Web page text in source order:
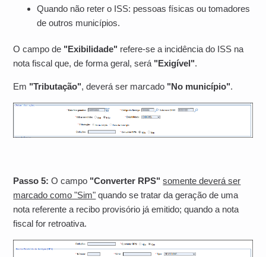
Quando não reter o ISS: pessoas físicas ou tomadores
de outros municípios.
O campo de "Exibilidade" refere-se a incidência do ISS na
nota fiscal que, de forma geral, será "Exigível".
Em "Tributação", deverá ser marcado "No município".
Passo 5: O campo "Converter RPS" somente deverá ser
marcado como "Sim" quando se tratar da geração de uma
nota referente a recibo provisório já emitido; quando a nota
fiscal for retroativa.